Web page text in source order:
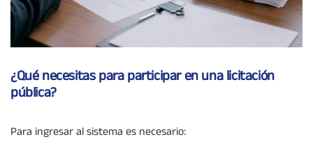
¿Qué necesitas para participar en una licitación
pública?
Para ingresar al sistema es necesario: